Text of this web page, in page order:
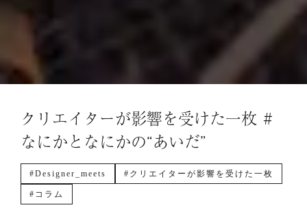
クリエイターが影響を受けた一枚 #
なにかとなにかの“あいだ”
#Designer_meets #クリエイターが影響を受けた一枚
#コラム